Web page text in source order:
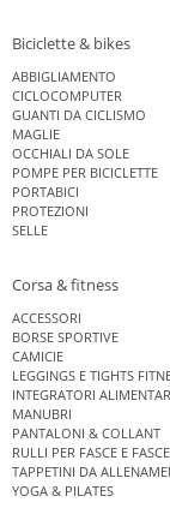
Biciclette & bikes
ABBIGLIAMENTO
CICLOCOMPUTER
GUANTI DA CICLISMO
MAGLIE
OCCHIALI DA SOLE
POMPE PER BICICLETTE
PORTABICI
PROTEZIONI
SELLE
Corsa & fitness
ACCESSORI
BORSE SPORTIVE
CAMICIE
LEGGINGS E TIGHTS
INTEGRATORI
MANUBRI
PANTALONI & COLLANT
RULLI PER FASCE E
TAPPETINI DA
YOGA & PILATES